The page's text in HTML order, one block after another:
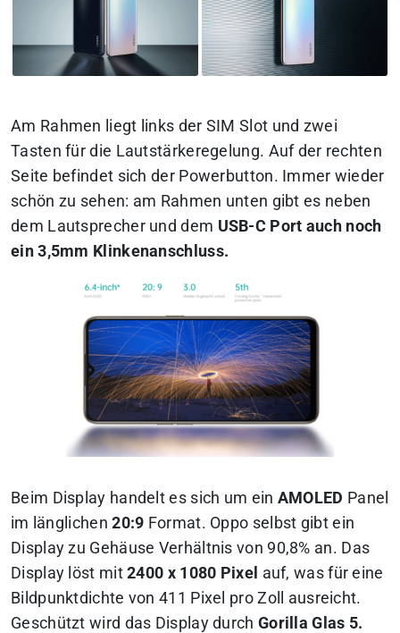
Am Rahmen liegt links der SIM Slot und zwei
Tasten für die Lautstärkeregelung. Auf der rechten
Seite befindet sich der Powerbutton. Immer wieder
schön zu sehen: am Rahmen unten gibt es neben
dem Lautsprecher und dem USB-C Port auch noch
ein 3,5mm Klinkenanschluss.
Beim Display handelt es sich um ein AMOLED Panel
im länglichen20:9 Format. Oppo selbst gibt ein
Display zu Gehäuse Verhältnis von 90,8% an. Das
Display löst mit2400 x 1080 Pixel auf, was für eine
Bildpunktdichte von 411 Pixel pro Zoll ausreicht.
Geschützt wird das Display durch Gorilla Glas 5.